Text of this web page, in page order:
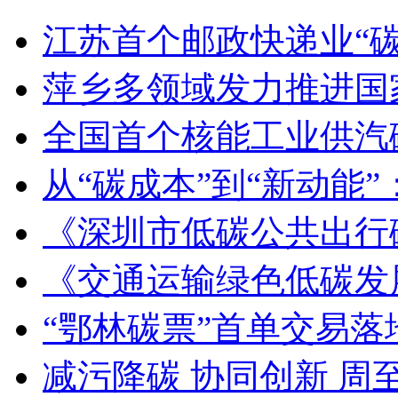
江苏首个邮政快递业“
萍乡多领域发力推进
全国首个核能工业供
从“碳成本”到“新动能
《深圳市低碳公共出
《交通运输绿色低碳
“鄂林碳票”首单交易
减污降碳 协同创新 周